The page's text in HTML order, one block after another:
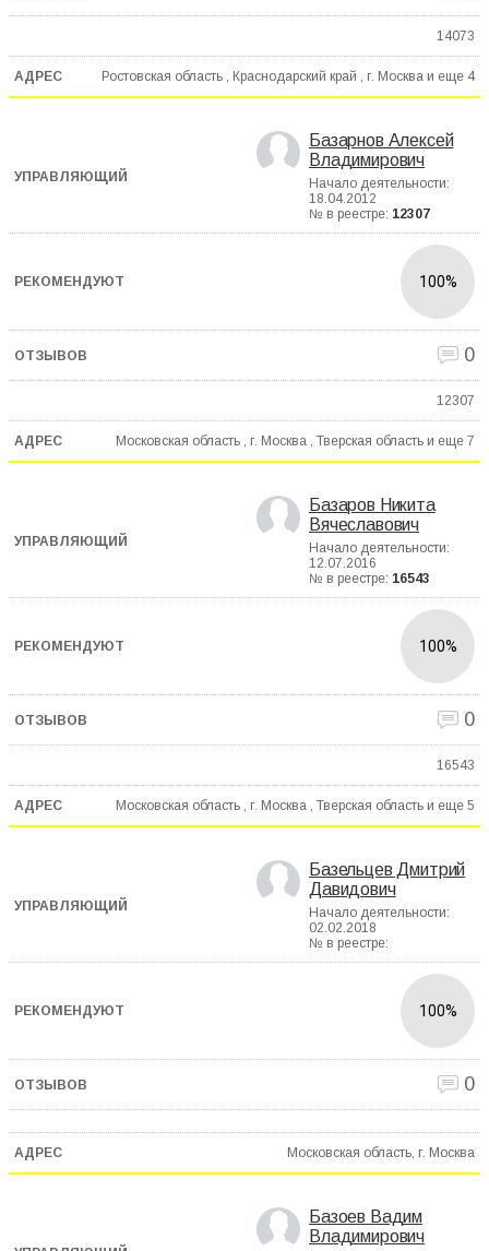
14073
Ростовская область , Краснодарский край , г. Москва и еще 4
Базарнов Алексей
Владимирович
Начало деятельности:
18.04.2012
№ в реестре: 12307
100%
0
12307
Московская область , г. Москва , Тверская область и еще 7
Базаров Никита
Вячеславович
Начало деятельности:
12.07.2016
№ в реестре: 16543
100%
0
16543
Московская область , г. Москва , Тверская область и еще 5
Базельцев Дмитрий
Давидович
Начало деятельности:
02.02.2018
№ в реестре:
100%
0
Московская область, г. Москва
Базоев Вадим
Владимирович